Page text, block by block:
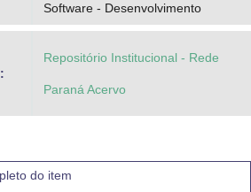
Software - Desenvolvimento
Repositório Institucional - Rede
Paraná Acervo
do item